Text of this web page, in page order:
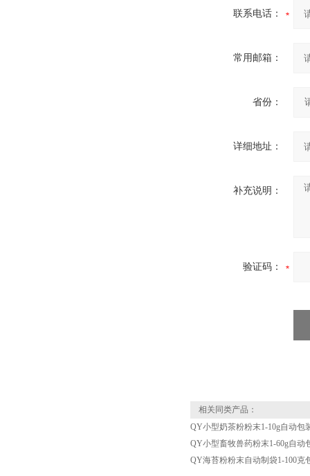
联系电话：
常用邮箱：
省份：
详细地址：
补充说明：
验证码：
相关同类产品：
QY小型奶茶粉粉末1-10g自动包
QY小型畜牧兽药粉末1-60g自动
QY海苔粉粉末自动制袋1-100克